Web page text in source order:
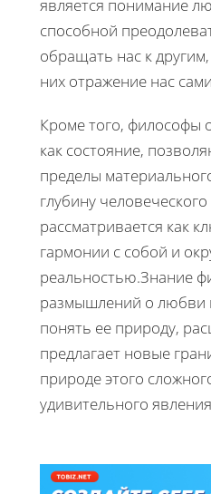
является понимание
способной
обращать нас к
них отражение нас
Кроме того,
как состояние,
пределы
глубину
рассматривается как
гармонии с собой и
реальностью.Знание
размышлений о любви
понять ее природу,
предлагает новые
природе этого
удивительного